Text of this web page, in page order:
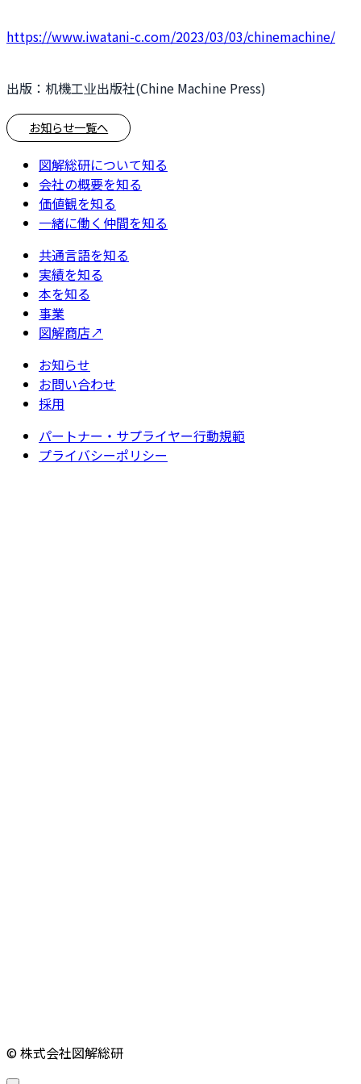
https://www.iwatani-c.com/2023/03/03/chinemachine/
出版：机機工业出版社(Chine Machine Press)
お知らせ一覧へ
図解総研について知る
会社の概要を知る
価値観を知る
一緒に働く仲間を知る
共通言語を知る
実績を知る
本を知る
事業
図解商店↗
お知らせ
お問い合わせ
採用
パートナー・サプライヤー行動規範
プライバシーポリシー
© 株式会社図解総研